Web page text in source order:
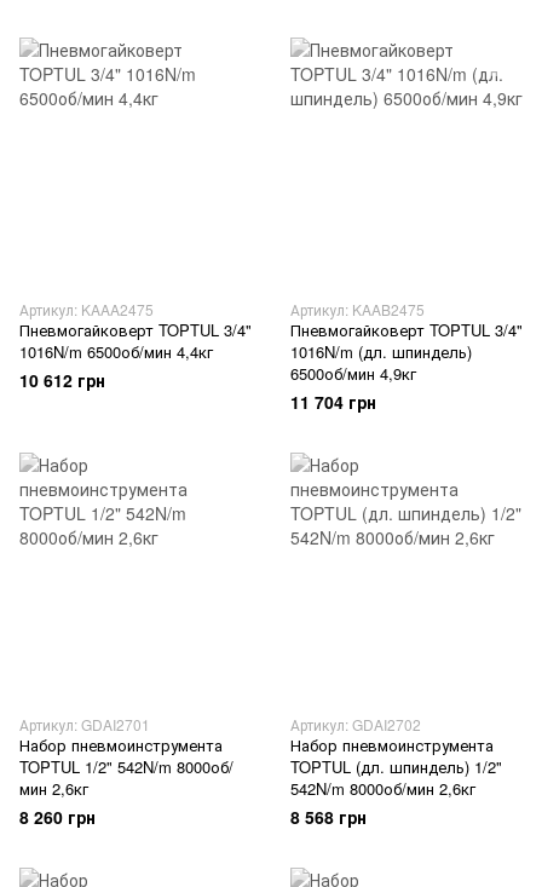
Артикул: KAAA2475
Пневмогайковерт TOPTUL 3/4"
1016N/m 6500об/мин 4,4кг
10 612 грн
Артикул: KAAB2475
Пневмогайковерт TOPTUL 3/4"
1016N/m (дл. шпиндель)
6500об/мин 4,9кг
11 704 грн
Артикул: GDAI2701
Набор пневмоинструмента
TOPTUL 1/2" 542N/m 8000об/
мин 2,6кг
8 260 грн
Артикул: GDAI2702
Набор пневмоинструмента
TOPTUL (дл. шпиндель) 1/2"
542N/m 8000об/мин 2,6кг
8 568 грн